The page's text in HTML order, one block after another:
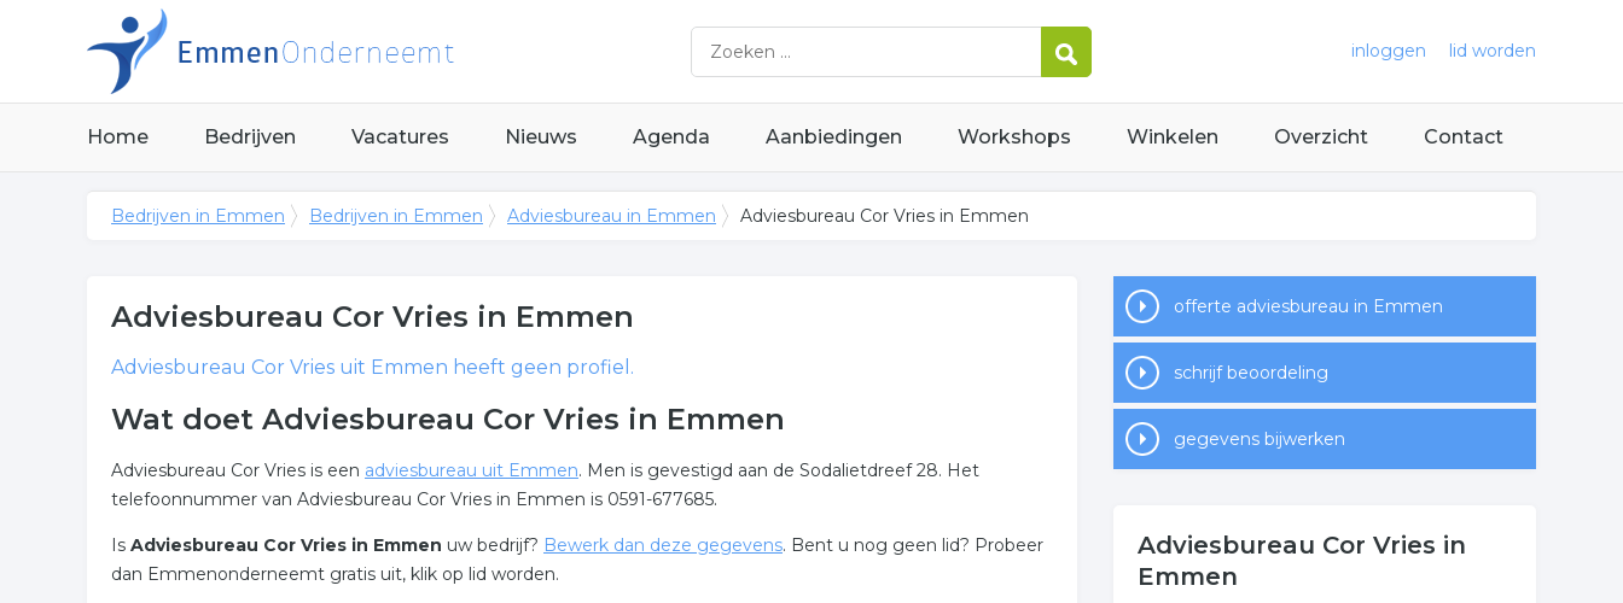
inloggen lid worden
Home Bedrijven Vacatures Nieuws Agenda Aanbiedingen Workshops Winkelen Overzicht Contact
Bedrijven in Emmen Bedrijven in Emmen Adviesbureau in Emmen Adviesbureau Cor Vries in Emmen
Adviesbureau Cor Vries in Emmen
Adviesbureau Cor Vries uit Emmen heeft geen profiel.
Wat doet Adviesbureau Cor Vries in Emmen
Adviesbureau Cor Vries is een adviesbureau uit Emmen. Men is gevestigd aan de Sodalietdreef 28. Het
telefoonnummer van Adviesbureau Cor Vries in Emmen is 0591-677685.
Is Adviesbureau Cor Vries in Emmen uw bedrijf? Bewerk dan deze gegevens. Bent u nog geen lid? Probeer
dan Emmenonderneemt gratis uit, klik op lid worden.
offerte adviesbureau in Emmen
schrijf beoordeling
gegevens bijwerken
Adviesbureau Cor Vries in
Emmen